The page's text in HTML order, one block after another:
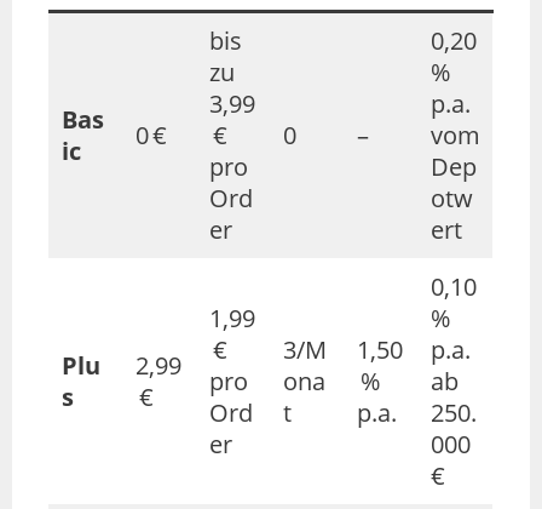
Bas
ic
0 €
bis
zu
3,99
€
pro
Ord
er
0 –
0,20
%
p.a.
vom
Dep
otw
ert
Plu
s
2,99
€
1,99
€
pro
Ord
er
3/M
ona
t
1,50
%
p.a.
0,10
%
p.a.
ab
250.
000
€